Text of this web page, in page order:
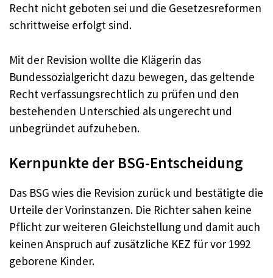
Recht nicht geboten sei und die Gesetzesreformen
schrittweise erfolgt sind.
Mit der Revision wollte die Klägerin das
Bundessozialgericht dazu bewegen, das geltende
Recht verfassungsrechtlich zu prüfen und den
bestehenden Unterschied als ungerecht und
unbegründet aufzuheben.
Kernpunkte der BSG-Entscheidung
Das BSG wies die Revision zurück und bestätigte die
Urteile der Vorinstanzen. Die Richter sahen keine
Pflicht zur weiteren Gleichstellung und damit auch
keinen Anspruch auf zusätzliche KEZ für vor 1992
geborene Kinder.